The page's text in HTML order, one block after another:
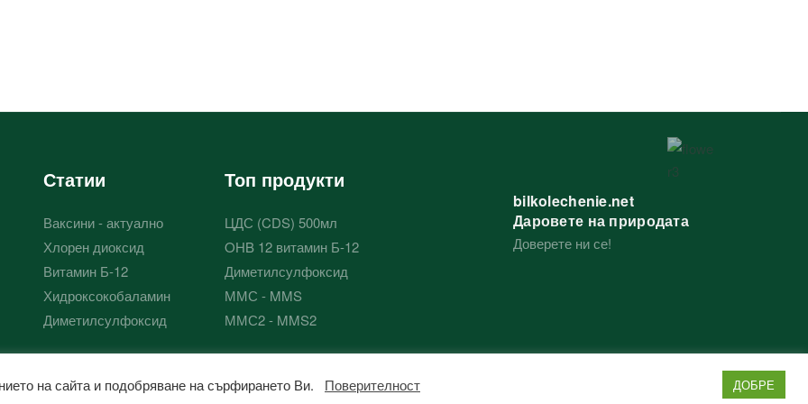
Статии
Ваксини - актуално
Хлорен диоксид
Витамин Б-12
Хидроксокобаламин
Диметилсулфоксид
Топ продукти
ЦДС (CDS) 500мл
OHB 12 витамин Б-12
Диметилсулфоксид
ММС - MMS
ММС2 - MMS2
bilkolechenie.net
Даровете на природата
Доверете ни се!
на сайта и подобряване на сърфирането Ви. Поверителност ДОБРЕ